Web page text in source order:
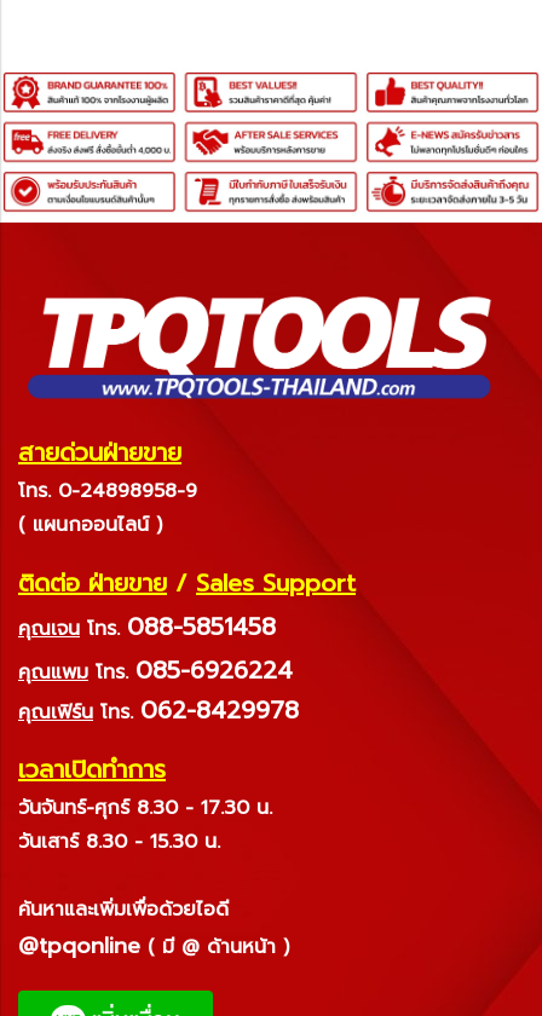
ENGINEER'S FILE SETWITH
FITTED HANDLES-4PCS
สายด่วนฝ่ายขาย
โทร. 0-24898958-9
( แผนกออนไลน์ )
ติดต่อ ฝ่ายขาย / Sales Support
คุณเจน โทร. 088-5851458
คุณแพม โทร. 085-6926224
คุณเฟิร์น โทร. 062-8429978
เวลาเปิดทำการ
วันจันทร์-ศุกร์ 8.30 - 17.30 น.
วันเสาร์ 8.30 - 15.30 น.
ค้นหาและเพิ่มเพื่อด้วยไอดี
@tpqonline ( มี @ ด้านหน้า )